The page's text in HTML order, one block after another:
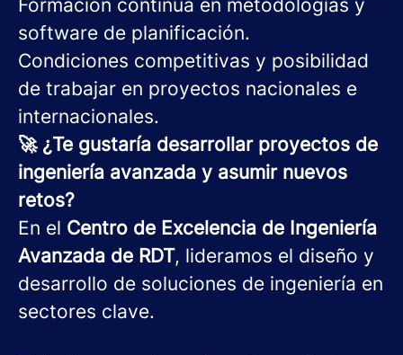
Formación continua en metodologías y
software de planificación.
Condiciones competitivas y posibilidad
de trabajar en proyectos nacionales e
internacionales.
🚀 ¿Te gustaría desarrollar proyectos de
ingeniería avanzada y asumir nuevos
retos?
En el Centro de Excelencia de Ingeniería
Avanzada de RDT, lideramos el diseño y
desarrollo de soluciones de ingeniería en
sectores clave.